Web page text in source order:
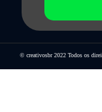
© creativosbr 2022 Todos os